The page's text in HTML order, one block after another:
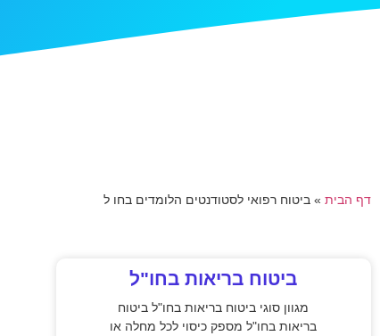
דף הבית » ביטוח רפואי לסטודנטים הלומדים בחו ל
ביטוח בריאות בחו"ל
מגוון סוגי ביטוח בריאות בחו"ל ביטוח
בריאות בחו"ל מספק כיסוי לכל מחלה או